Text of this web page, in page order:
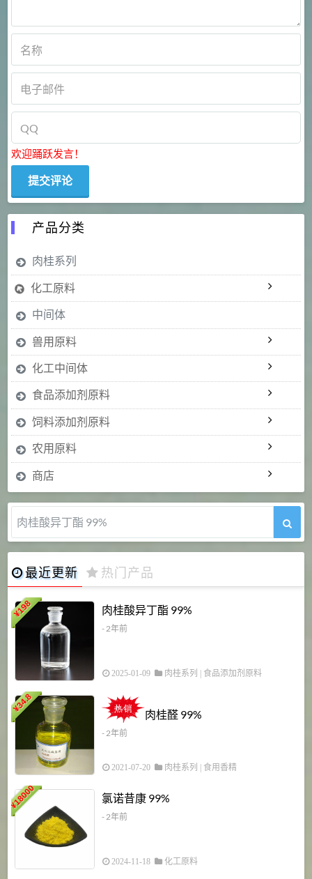
欢迎踊跃发言！
产品分类
肉桂系列
化工原料
中间体
兽用原料
化工中间体
食品添加剂原料
饲料添加剂原料
农用原料
商店
肉桂醛 99%
最近更新 热门产品
¥
198 肉桂酸异丁酯 99%
- 2年前
2025-01-09 肉桂系列 食品添加剂原料
¥
34.8
肉桂醛 99%
- 2年前
2021-07-20 肉桂系列 食用香精
¥
18000 氯诺昔康 99%
- 2年前
2024-11-18 化工原料